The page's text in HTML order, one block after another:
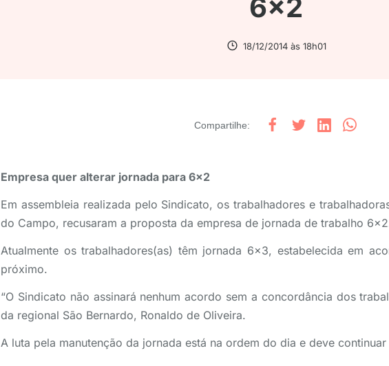
6×2
18/12/2014 às 18h01
Compartilhe:
Empresa quer alterar jornada para 6×2
Em assembleia realizada pelo Sindicato, os trabalhadores e
do Campo, recusaram a proposta da empresa de jornada de trabalho
Atualmente os trabalhadores(as) têm jornada 6×3, estabelecida em
próximo.
“O Sindicato não assinará nenhum acordo sem a concordância dos
da regional São Bernardo, Ronaldo de Oliveira.
A luta pela manutenção da jornada está na ordem do dia e deve continuar